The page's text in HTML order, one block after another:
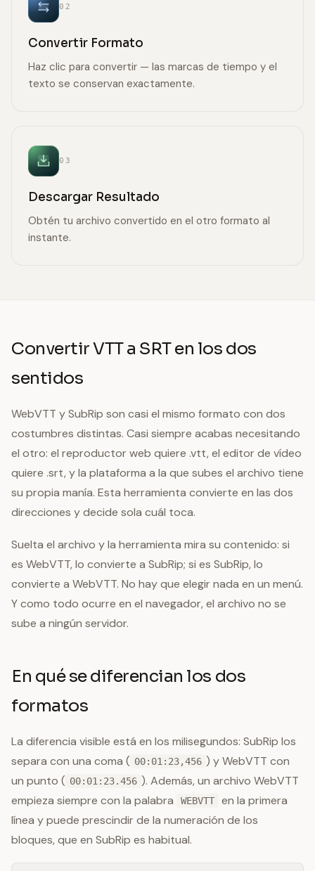
02
Convertir Formato
Haz clic para convertir — las marcas de tiempo y el
texto se conservan exactamente.
03
Descargar Resultado
Obtén tu archivo convertido en el otro formato al
instante.
Convertir VTT a SRT en los dos
sentidos
WebVTT y SubRip son casi el mismo formato con dos
costumbres distintas. Casi siempre acabas necesitando
el otro: el reproductor web quiere .vtt, el editor de vídeo
quiere .srt, y la plataforma a la que subes el archivo tiene
su propia manía. Esta herramienta convierte en las dos
direcciones y decide sola cuál toca.
Suelta el archivo y la herramienta mira su contenido: si
es WebVTT, lo convierte a SubRip; si es SubRip, lo
convierte a WebVTT. No hay que elegir nada en un menú.
Y como todo ocurre en el navegador, el archivo no se
sube a ningún servidor.
En qué se diferencian los dos
formatos
La diferencia visible está en los milisegundos: SubRip los
separa con una coma ( 00:01:23,456 ) y WebVTT con
un punto ( 00:01:23.456 ). Además, un archivo WebVTT
empieza siempre con la palabra
WEBVTT
en la primera
línea y puede prescindir de la numeración de los
bloques, que en SubRip es habitual.